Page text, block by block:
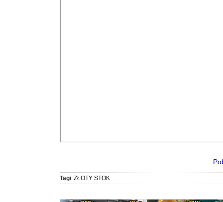
Tagi ZŁOTY STOK